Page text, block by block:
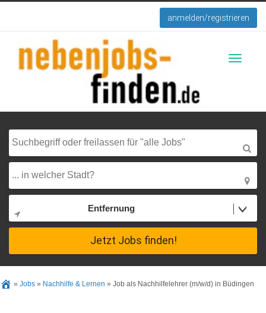
anmelden/registrieren
Entfernung
Jetzt Jobs finden!
» Jobs » Nachhilfe & Lernen » Job als Nachhilfelehrer (m/w/d) in Büdingen